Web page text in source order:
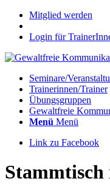
Mitglied werden
Login für
Seminare/
Trainerinnen/Trainer
Übungsgruppen
Gewaltfreie
Menü Menü
Link zu Facebook